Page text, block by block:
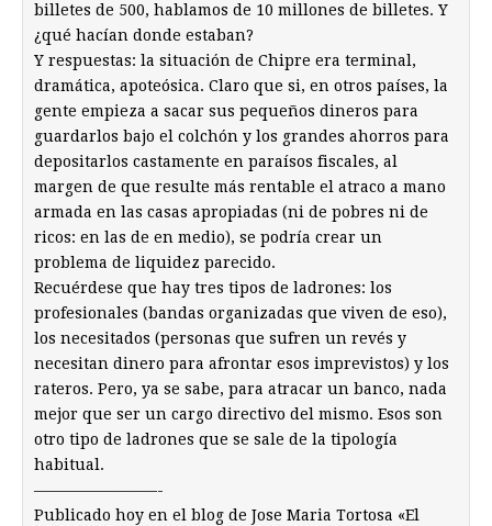
billetes de 500, hablamos de 10 millones de billetes. Y
¿qué hacían donde estaban?
Y respuestas: la situación de Chipre era terminal,
dramática, apoteósica. Claro que si, en otros países, la
gente empieza a sacar sus pequeños dineros para
guardarlos bajo el colchón y los grandes ahorros para
depositarlos castamente en paraísos fiscales, al
margen de que resulte más rentable el atraco a mano
armada en las casas apropiadas (ni de pobres ni de
ricos: en las de en medio), se podría crear un
problema de liquidez parecido.
Recuérdese que hay tres tipos de ladrones: los
profesionales (bandas organizadas que viven de eso),
los necesitados (personas que sufren un revés y
necesitan dinero para afrontar esos imprevistos) y los
rateros. Pero, ya se sabe, para atracar un banco, nada
mejor que ser un cargo directivo del mismo. Esos son
otro tipo de ladrones que se sale de la tipología
habitual.
————————-
Publicado hoy en el blog de Jose Maria Tortosa «El